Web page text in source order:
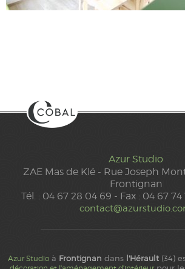
Azur Studio
ZAE Mas de Klé - Rue Joseph
Frontignan
Tél. : 04 67 28 04 69 - Fax : 04 67
Azur Studioà Frontignan dans l'Hérault(34)